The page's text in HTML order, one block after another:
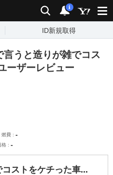
検索 通知
i
ID新規取得
言うと造りが雑でコス
ーザーレビュー
燃費 -
格 -
ストをケチった車...